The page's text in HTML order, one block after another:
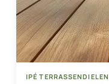
IPÉ TERRASSENDIELEN